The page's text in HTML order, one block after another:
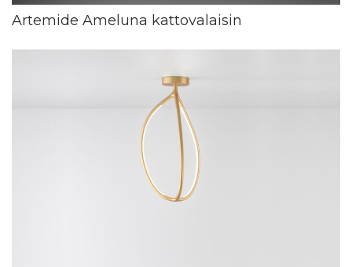
Artemide Ameluna kattovalaisin